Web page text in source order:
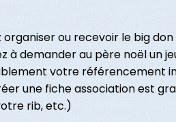
ou recevoir le big
demander au père noël un
votre référencement
une fiche association est
rib, etc.)